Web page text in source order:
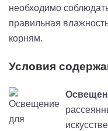
необходимо
правильная
корням.
Условия